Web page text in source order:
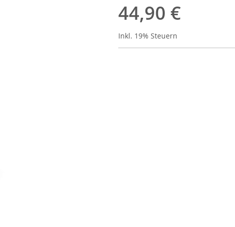
44,90 €
Inkl. 19% Steuern